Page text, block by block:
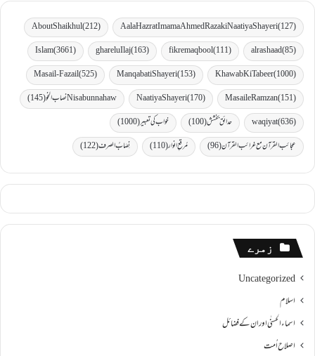
Aala Hazrat Imama Ahmed Raza ki Naatiya Shayeri(127)
AboutShaikhul(212)
al rashaad(85)
fikremaqbool(111)
gharelu Ilaj(163)
Islam(3661)
Khawab Ki Tabeer(1000)
Manqabati Shayeri(153)
Masail-Fazail(525)
MasaileRamzan(151)
Naatiya Shayeri(170) Nisabunnahaw نصاب النحو
(145)
waqiyat(636) حدائق بخشش(100) خواب کی تعبیر(1000)
عجائب القرآن مع غرائب القرآن(96) مُرقعِ انوار(110) نِصَابُ الصرف(122)
زمرے
Uncategorized
اسلام
اسماءالحسنٰی اور ان کے فضائل
اصلاح اُمت